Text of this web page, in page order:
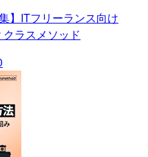
】ITフリーランス向け
クラスメソッド